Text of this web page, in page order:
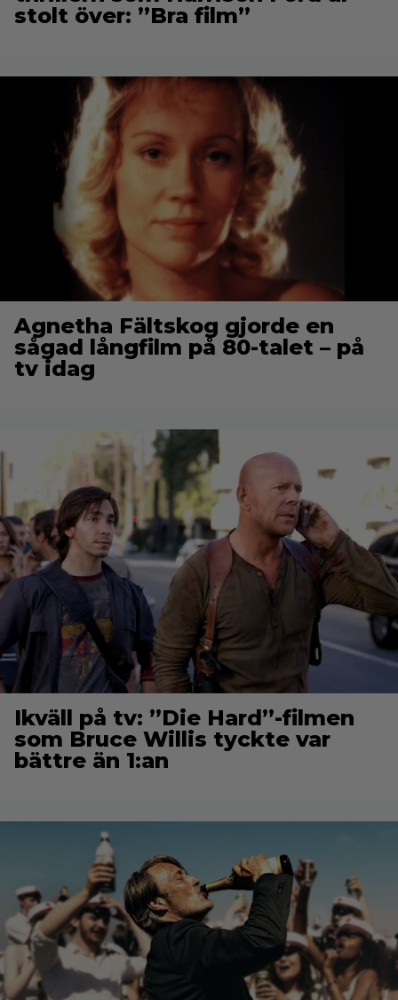
stolt över: ”Bra film”
Agnetha Fältskog gjorde en
sågad långfilm på 80-talet – på
tv idag
Ikväll på tv: ”Die Hard”-filmen
som Bruce Willis tyckte var
bättre än 1:an